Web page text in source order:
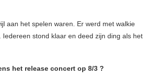
aan het spelen waren. Er werd met walkie
stond klaar en deed zijn ding als het
het release concert op 8/3 ?